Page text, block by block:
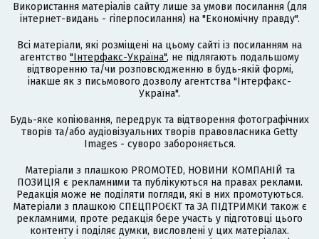
Використання матеріалів сайту лише за умови посилання (для
інтернет-видань - гіперпосилання) на "Економічну правду".
Всі матеріали, які розміщені на цьому сайті із посиланням на
агентство "Інтерфакс-Україна", не підлягають подальшому
відтворенню та/чи розповсюдженню в будь-якій формі,
інакше як з письмового дозволу агентства "Інтерфакс-
Україна".
Будь-яке копіювання, передрук та відтворення фотографічних
творів та/або аудіовізуальних творів правовласника Getty
Images - суворо забороняється.
Матеріали з плашкою PROMOTED, НОВИНИ КОМПАНІЙ та
ПОЗИЦІЯ є рекламними та публікуються на правах реклами.
Редакція може не поділяти погляди, які в них промотуються.
Матеріали з плашкою СПЕЦПРОЄКТ та ЗА ПІДТРИМКИ також є
рекламними, проте редакція бере участь у підготовці цього
контенту і поділяє думки, висловлені у цих матеріалах.